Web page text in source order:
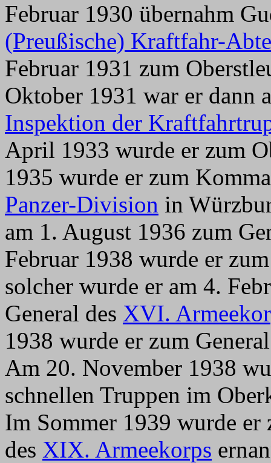
Februar 1930 übernahm
(Preußische) Kraftfahr-
Februar 1931 zum
Oktober 1931 war er dann
Inspektion der
April 1933 wurde er zum
1935 wurde er zum
Panzer-Division in
am 1. August 1936 zum
Februar 1938 wurde er
solcher wurde er am 4.
General des XVI.
1938 wurde er zum
Am 20. November 1938
schnellen Truppen im
Im Sommer 1939 wurde er
des XIX. Armeekorps